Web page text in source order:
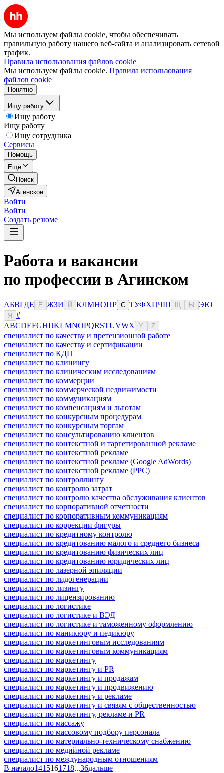
Мы используем файлы cookie, чтобы обеспечивать
правильную работу нашего веб-сайта и анализировать сетевой
трафик.
Правила использования файлов cookie
Мы используем файлы cookie. Правила использования
файлов cookie
Понятно
Ищу работу
Ищу работу
Ищу работу
Ищу сотрудника
Сервисы
Помощь
Ещё
Поиск
Агинское
Войти
Войти
Создать резюме
Работа и вакансии
по профессии в Агинском
АБВГДЕ Ё ЖЗИ Й КЛМНОПР С ТУФХЦЧШ Ы ЭЮ
Я
#
ABCDEFGHIJKLMNOPQRSTUVWX Y Z
специалист по качеству и претензионной работе
специалист по качеству и сертификации
специалист по КДП
специалист по клинингу
специалист по клиническим исследованиям
специалист по коммерции
специалист по коммерческой недвижимости
специалист по коммуникациям
специалист по компенсациям и льготам
специалист по конкурсным процедурам
специалист по конкурсным торгам
специалист по консультированию клиентов
специалист по контекстной и таргетированной рекламе
специалист по контекстной рекламе
специалист по контекстной рекламе (Google AdWords)
специалист по контекстной рекламе (PPC)
специалист по контроллингу
специалист по контролю затрат
специалист по контролю качества обслуживания клиентов
специалист по корпоративной отчетности
специалист по корпоративным коммуникациям
специалист по коррекции фигуры
специалист по кредитному контролю
специалист по кредитованию малого и среднего бизнеса
специалист по кредитованию физических лиц
специалист по кредитованию юридических лиц
специалист по лазерной эпиляции
специалист по лидогенерации
специалист по лизингу
специалист по лицензированию
специалист по логистике
специалист по логистике и ВЭД
специалист по логистике и таможенному оформлению
специалист по маникюру и педикюру
специалист по маркетинговым исследованиям
специалист по маркетинговым коммуникациям
специалист по маркетингу
специалист по маркетингу и PR
специалист по маркетингу и продажам
специалист по маркетингу и продвижению
специалист по маркетингу и рекламе
специалист по маркетингу и связям с общественностью
специалист по маркетингу, рекламе и PR
специалист по массажу
специалист по массовому подбору персонала
специалист по материально-техническому снабжению
специалист по медийной рекламе
специалист по международным отношениям
В начало1415161718...36дальше